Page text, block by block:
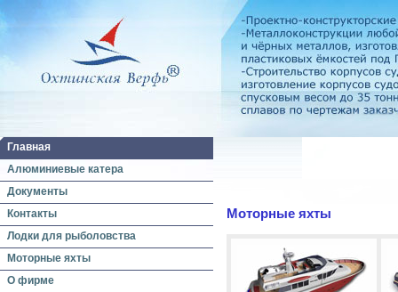
Главная
Алюминиевые катера
Документы
Контакты
Лодки для рыболовства
Моторные яхты
О фирме
Моторные яхты